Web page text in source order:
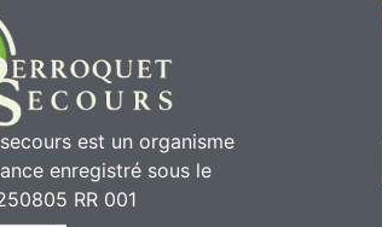
est un organisme
enregistré sous le
RR 001